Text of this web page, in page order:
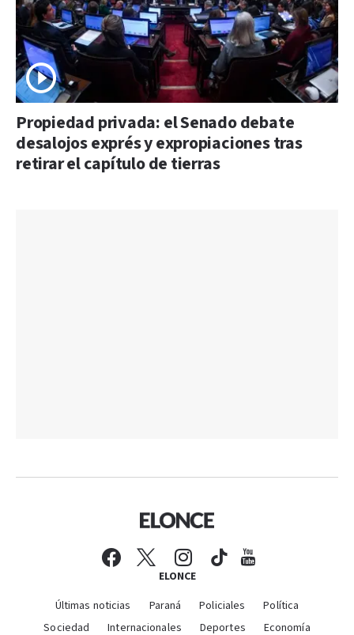
Propiedad privada: el Senado debate
desalojos exprés y expropiaciones tras
retirar el capítulo de tierras
ELONCE
Últimas noticias Paraná Policiales
Política
Sociedad
Internacionales Deportes Economía